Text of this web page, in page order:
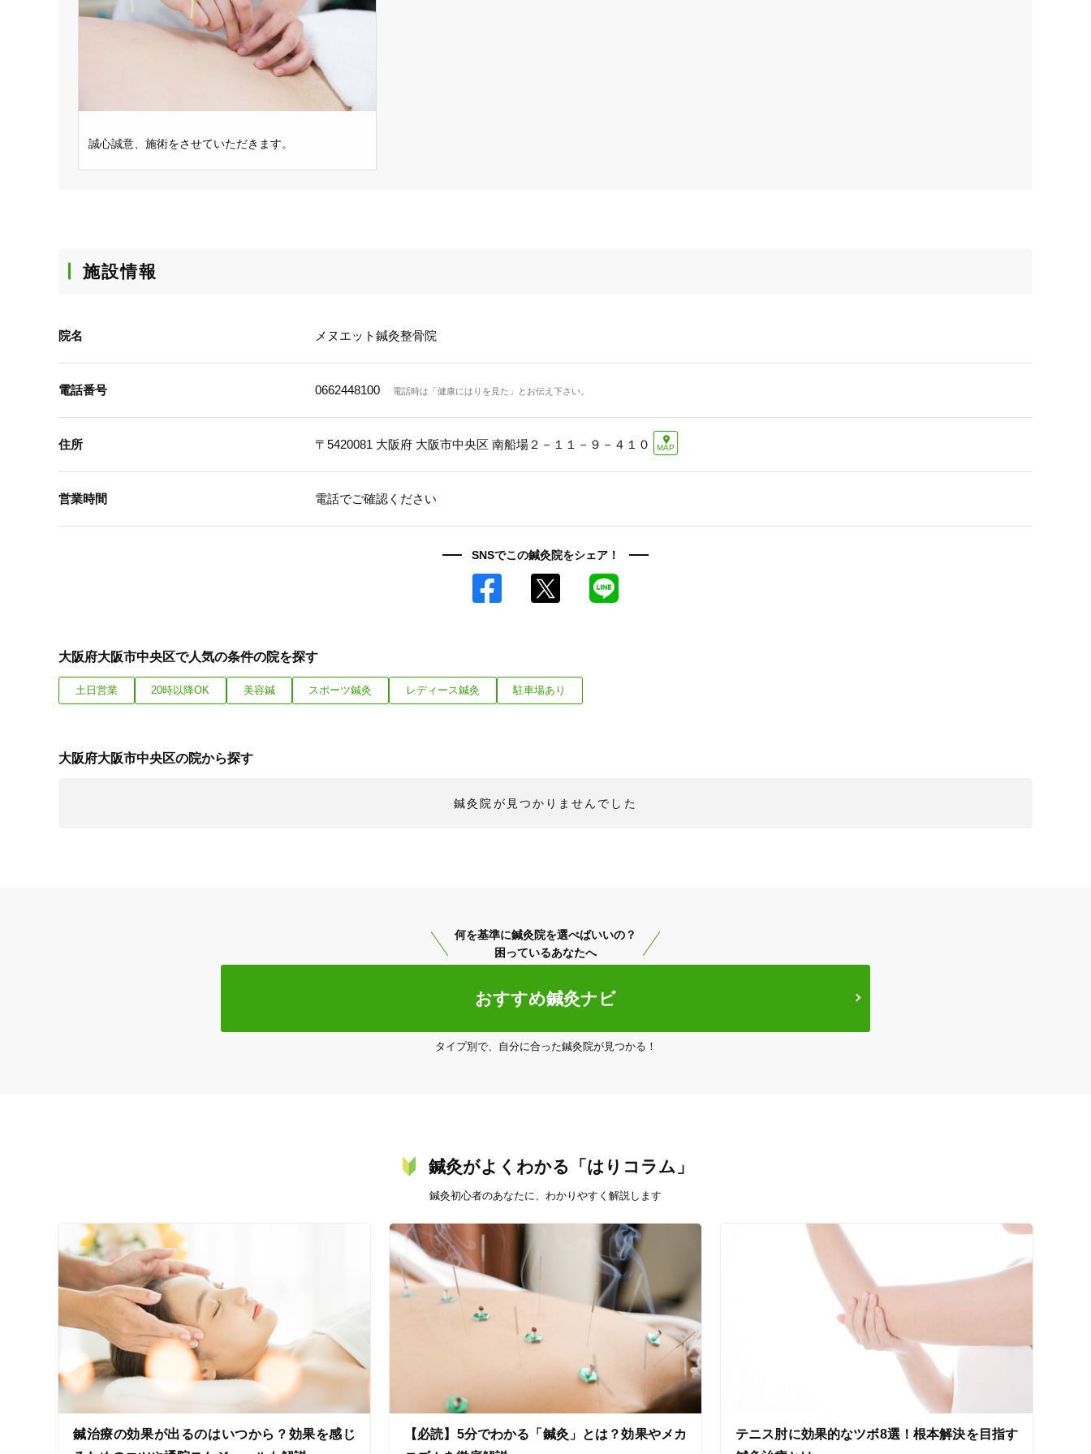
誠心誠意、施術をさせていただきます。
施設情報
院名 メヌエット鍼灸整骨院
電話番号 0662448100 電話時は「健康にはりを見た」とお伝え下さい。
住所 〒5420081 大阪府 大阪市中央区 南船場２－１１－９－４１０ MAP
営業時間 電話でご確認ください
SNSでこの鍼灸院をシェア！
Facebook
0662448100
大阪府大阪市中央区で人気の条件の院を探す
土日営業 20時以降OK 美容鍼 スポーツ鍼灸 レディース鍼灸 駐車場あり
大阪府大阪市中央区の院から探す
鍼灸院が見つかりませんでした
何を基準に鍼灸院を選べばいいの？
困っているあなたへ
おすすめ鍼灸ナビ
タイプ別で、自分に合った鍼灸院が見つかる！
鍼灸がよくわかる「はりコラム」
鍼灸初心者のあなたに、わかりやすく解説します
鍼治療の効果が出るのはいつから？効果を感じ
【必読】5分でわかる「鍼灸」とは？効果やメカ
テニス肘に効果的なツボ8選！根本解決を目指す